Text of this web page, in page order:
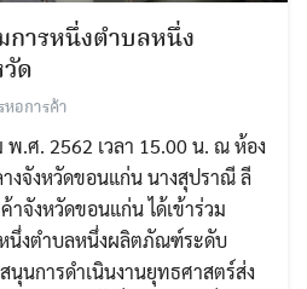
ารหนึ่งตำบลหนึ่ง
ด
หอการค้า
.ศ. 2562 เวลา 15.00 น. ณ ห้อง
งจังหวัดขอนแก่น นางสุปราณี ลี
าจังหวัดขอนแก่น ได้เข้าร่วม
นึ่งตำบลหนึ่งผลิตภัณฑ์ระดับ
นุนการดำเนินงานยุทธศาสตร์ส่ง